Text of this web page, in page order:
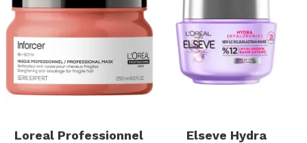
Loreal Professionnel
Elseve Hydra